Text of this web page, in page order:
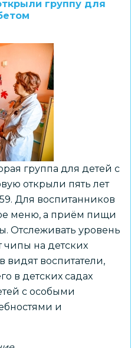
группу для
группа для детей с
открыли пять лет
Для воспитанников
меню, а приём пищи
Отслеживать уровень
чипы на детских
видят воспитатели,
в детских садах
с особыми
и